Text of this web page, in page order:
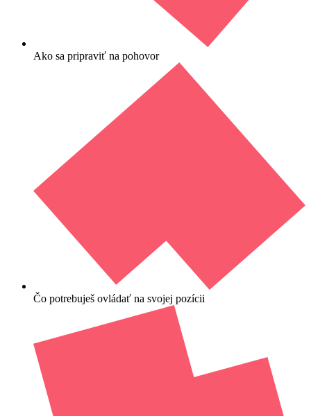
Ako sa pripraviť na pohovor
Čo potrebuješ ovládať na svojej pozícii